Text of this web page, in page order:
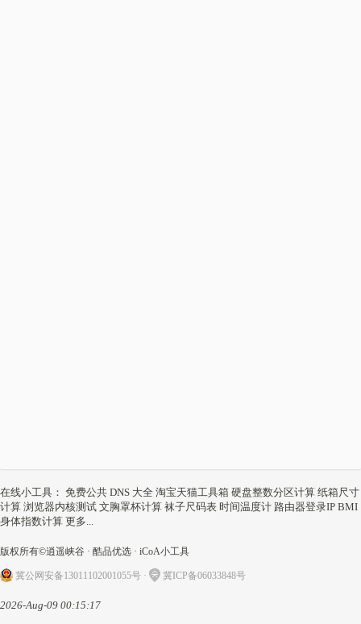
在线小工具 ： 免费公共 DNS 大全 淘宝天猫工具箱 硬盘整数分区计算 纸箱尺寸
计算 浏览器内核测试 文胸罩杯计算 袜子尺码表 时间温度计 路由器登录IP BMI
身体指数计算 更多...
版权所有©逍遥峡谷 · 酷品优选 · iCoA小工具
冀公网安备13011102001055号 · 冀ICP备06033848号
2026-Aug-09 00:15:17